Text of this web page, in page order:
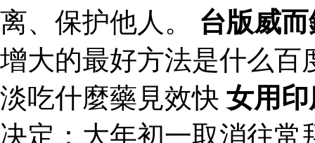
离、保护他人。 台版威
增大的最好方法是什么百
淡吃什麼藥見效快 女用
决定：大年初一取消往